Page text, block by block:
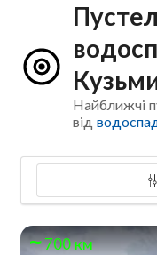
Найближчі
від
700 км